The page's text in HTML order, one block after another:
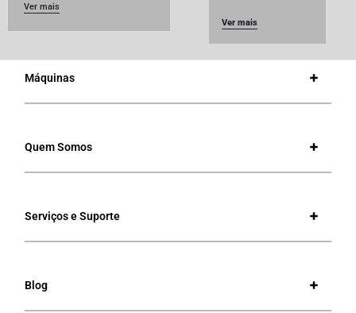
Ver mais
Ver mais
Máquinas
Quem Somos
Serviços e Suporte
Blog